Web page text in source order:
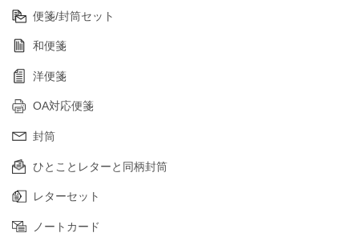
便箋/封筒セット
和便箋
洋便箋
OA対応便箋
封筒
ひとことレターと同柄封筒
レターセット
ノートカード